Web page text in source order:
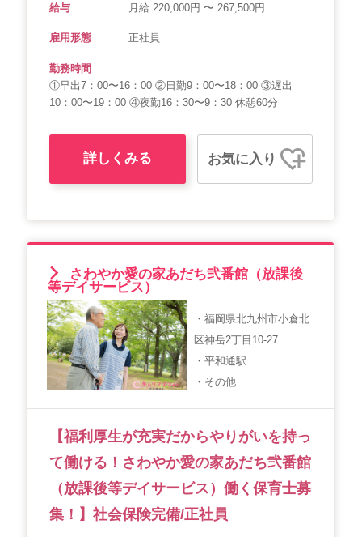
給与 月給 220,000円 〜 267,500円
雇用形態 正社員
勤務時間
①早出7：00〜16：00 ②日勤9：00〜18：00 ③遅出
10：00〜19：00 ④夜勤16：30〜9：30 休憩60分
詳しくみる お気に入り
さわやか愛の家あだち弐番館（放課後
等デイサービス）
・福岡県北九州市小倉北
区神岳2丁目10-27
・平和通駅
・その他
【福利厚生が充実だからやりがいを持っ
て働ける！さわやか愛の家あだち弐番館
（放課後等デイサービス）働く保育士募
集！】社会保険完備/正社員